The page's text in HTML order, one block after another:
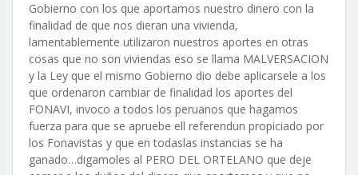
Gobierno con los que aportamos nuestro dinero con la
finalidad de que nos dieran una vivienda,
lamentablemente utilizaron nuestros aportes en otras
cosas que no son viviendas eso se llama MALVERSACION
y la Ley que el mismo Gobierno dio debe aplicarsele a los
que ordenaron cambiar de finalidad los aportes del
FONAVI, invoco a todos los peruanos que hagamos
fuerza para que se apruebe ell referendun propiciado por
los Fonavistas y que en todaslas instancias se ha
ganado…digamoles al PERO DEL ORTELANO que deje